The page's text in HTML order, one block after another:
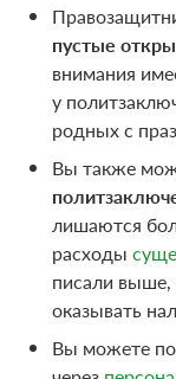
пустые
внимания
у
родных с
Вы также
лишаются
расходы
писали
оказывать
Вы можете